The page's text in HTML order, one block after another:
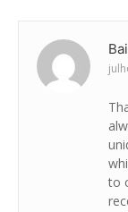
to